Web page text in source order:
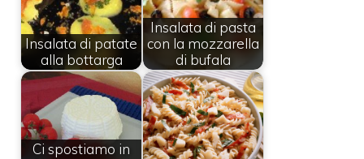
Insalata di patate
alla bottarga
Insalata di pasta
con la mozzarella
di bufala
Ci spostiamo in